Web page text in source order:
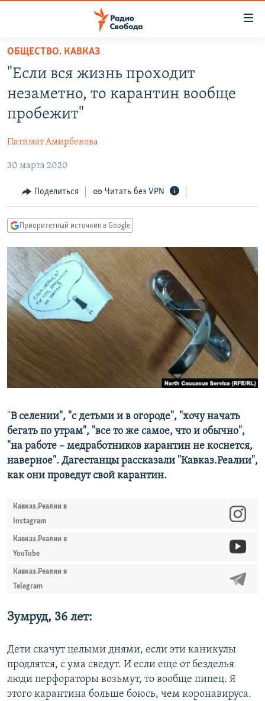
упрощенного
доступа
основному
Вернутся
навигации
Вернутся
поиску
ПРОГРАММЫ
АВТОРСКИЕ ПРОЕКТЫ
МНЕНИЯ
КУЛЬТУРА
IDEL.РЕАЛИИ
СЕВЕР.РЕАЛИИ
СИБИРЬ.РЕАЛИИ
РАСПИСАНИЕ ВЕЩАНИЯ
ПОДПИШИТЕСЬ НА РАССЫЛКУ
СОЦИАЛЬНЫЕ СЕТИ
Все сайты РСЕ/РС
ОБЩЕСТВО. КАВКАЗ
"Если вся жизнь проходит
незаметно, то карантин вообще
пробежит"
Патимат Амирбекова
30 марта 2020
Поделиться Читать без VPN
Приоритетный источник в Google
"В селении", "с детьми и в огороде", "хочу начать
бегать по утрам", "все то же самое, что и обычно",
"на работе – медработников карантин не коснется,
наверное". Дагестанцы рассказали "Кавказ.Реалии",
как они проведут свой карантин.
Кавказ.Реалии в
Instagram
Кавказ.Реалии в
YouTube
Кавказ.Реалии в
Telegram
Зумруд, 36 лет:
Дети скачут целыми днями, если эти каникулы
продлятся, с ума сведут. И если еще от безделья
люди перфораторы возьмут, то вообще пипец. Я
этого карантина больше боюсь, чем коронавируса.